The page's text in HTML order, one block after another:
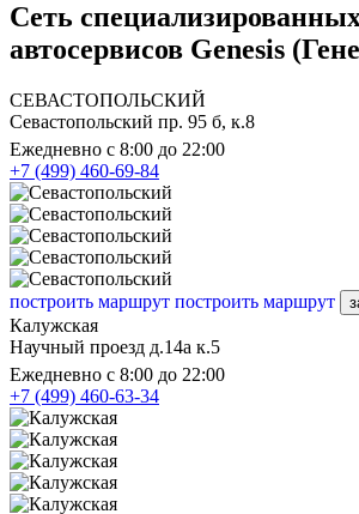
Сеть
автосервисов Genesis
СЕВАСТОПОЛЬСКИЙ
Севастопольский пр. 95 б, к.8
Ежедневно с 8:00 до 22:00
+7 (499) 460-69-84
построить маршрут построить маршрут
Калужская
Научный проезд д.14а к.5
Ежедневно с 8:00 до 22:00
+7 (499) 460-63-34